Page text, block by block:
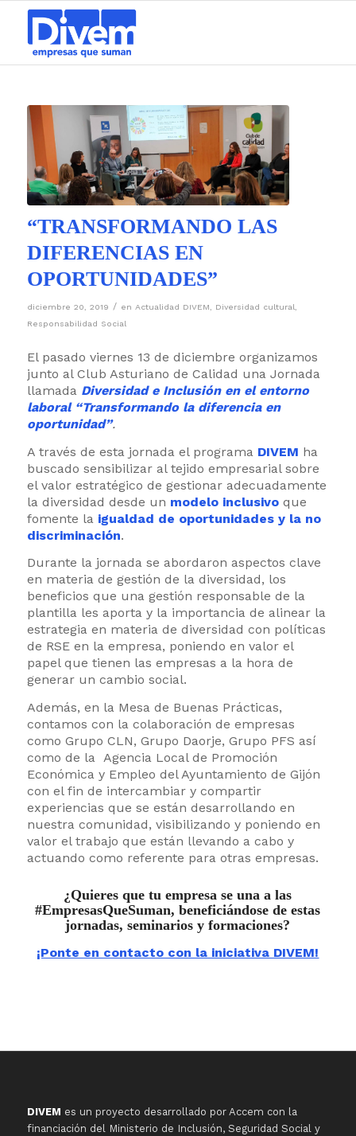
“TRANSFORMANDO LAS
DIFERENCIAS EN
OPORTUNIDADES”
diciembre 20, 2019 / en Actualidad DIVEM, Diversidad cultural,
Responsabilidad Social
El pasado viernes 13 de diciembre organizamos
junto al Club Asturiano de Calidad una Jornada
llamada Diversidad e Inclusión en el entorno
laboral “Transformando la diferencia en
oportunidad”.
A través de esta jornada el programa DIVEM ha
buscado sensibilizar al tejido empresarial sobre
el valor estratégico de gestionar adecuadamente
la diversidad desde un modelo inclusivoque
fomente la igualdad de oportunidades y la no
discriminación.
Durante la jornada se abordaron aspectos clave
en materia de gestión de la diversidad, los
beneficios que una gestión responsable de la
plantilla les aporta y la importancia de alinear la
estrategia en materia de diversidad con políticas
de RSE en la empresa, poniendo en valor el
papel que tienen las empresas a la hora de
generar un cambio social.
Además, en la Mesa de Buenas Prácticas,
contamos con la colaboración de empresas
como Grupo CLN, Grupo Daorje, Grupo PFS así
como de la Agencia Local de Promoción
Económica y Empleo del Ayuntamiento de Gijón
con el fin de intercambiar y compartir
experiencias que se están desarrollando en
nuestra comunidad, visibilizando y poniendo en
valor el trabajo que están llevando a cabo y
actuando como referente para otras empresas.
¿Quieres que tu empresa se una a las
#EmpresasQueSuman, beneficiándose de estas
jornadas, seminarios y formaciones?
¡Ponte en contacto con la iniciativa DIVEM!
DIVEM es un proyecto desarrollado por Accem con la
financiación del Ministerio de Inclusión, Seguridad Social y